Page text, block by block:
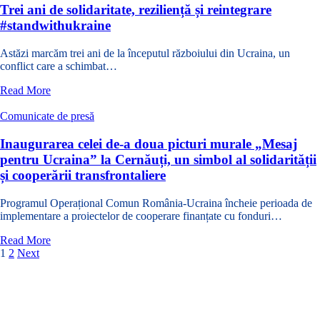
primul
contract
de
nerambursabilă
în
Programului
Interreg
NEXT
–
Ucraina
2021-
Trei ani de solidaritate, reziliență și reintegrare
#standwithukraine
Astăzi marcăm trei ani de la începutul războiului din Ucraina, un
conflict care a schimbat…
Read Moredespre
ani
solidaritate,
reziliență
și
reintegrare
Comunicate de presă
Inaugurarea celei de-a doua picturi murale „Mesaj
pentru Ucraina” la Cernăuți, un simbol al solidarității
și cooperării transfrontaliere
Programul Operațional Comun România-Ucraina încheie perioada de
implementare a proiectelor de cooperare finanțate cu fonduri…
Read Moredespre
1 2 Next